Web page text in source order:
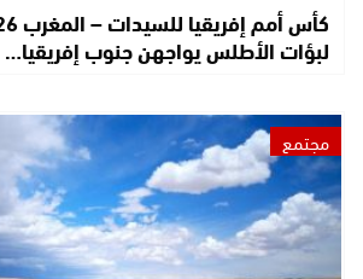
لبؤات الأطلس يواجهن جنوب إفريقيا…
مجتمع